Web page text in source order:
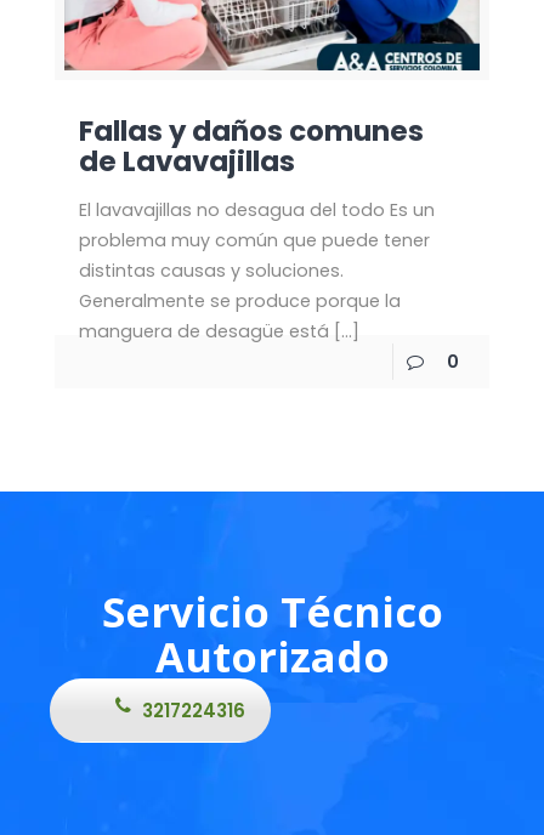
Fallas y daños comunes
de Lavavajillas
El lavavajillas no desagua del todo Es un
problema muy común que puede tener
distintas causas y soluciones.
Generalmente se produce porque la
manguera de desagüe está […]
0
Servicio Técnico
Autorizado
3217224316